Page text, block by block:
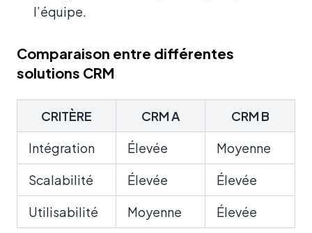
l’équipe.
Comparaison entre différentes
solutions CRM
CRITÈRE CRM A
CRM B
Intégration
Élevée
Moyenne
Scalabilité
Élevée
Élevée
Utilisabilité
Moyenne Élevée